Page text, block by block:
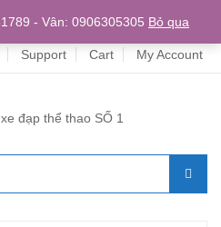
Home
Support Cart My Account
- Vân: 0906305305 Bỏ qua